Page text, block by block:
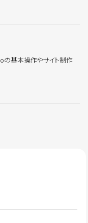
の基本操作やサイト制作